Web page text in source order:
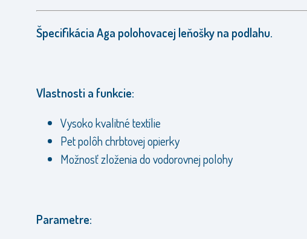
Špecifikácia Aga polohovacej leňošky na podlahu.
Vlastnosti a funkcie:
Vysoko kvalitné textílie
Pet polôh chrbtovej opierky
Možnosť zloženia do vodorovnej polohy
Parametre: